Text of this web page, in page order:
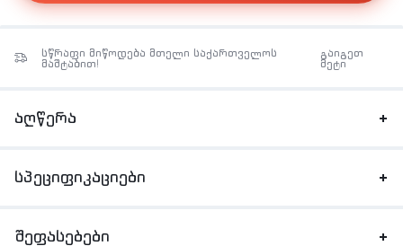
სწრაფი მიწოდება მთელი საქართველოს
მაშტაბით!
გაიგეთ
მეტი
აღწერა
სპეციფიკაციები
შეფასებები